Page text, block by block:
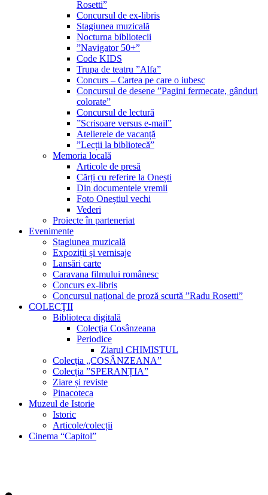
Rosetti”
Concursul de ex-libris
Stagiunea muzicală
Nocturna bibliotecii
”Navigator 50+”
Code KIDS
Trupa de teatru ”Alfa”
Concurs – Cartea pe care o iubesc
Concursul de desene ”Pagini fermecate, gânduri
colorate”
Concursul de lectură
”Scrisoare versus e-mail”
Atelierele de vacanță
”Lecții la bibliotecă”
Memoria locală
Articole de presă
Cărți cu referire la Onești
Din documentele vremii
Foto Oneștiul vechi
Vederi
Proiecte în parteneriat
Evenimente
Stagiunea muzicală
Expoziții și vernisaje
Lansări carte
Caravana filmului românesc
Concurs ex-libris
Concursul național de proză scurtă ”Radu Rosetti”
COLECŢII
Biblioteca digitală
Colecţia Cosânzeana
Periodice
Ziarul CHIMISTUL
Colecția „COSÂNZEANA”
Colecția ”SPERANȚIA”
Ziare și reviste
Pinacoteca
Muzeul de Istorie
Istoric
Articole/colecții
Cinema “Capitol”